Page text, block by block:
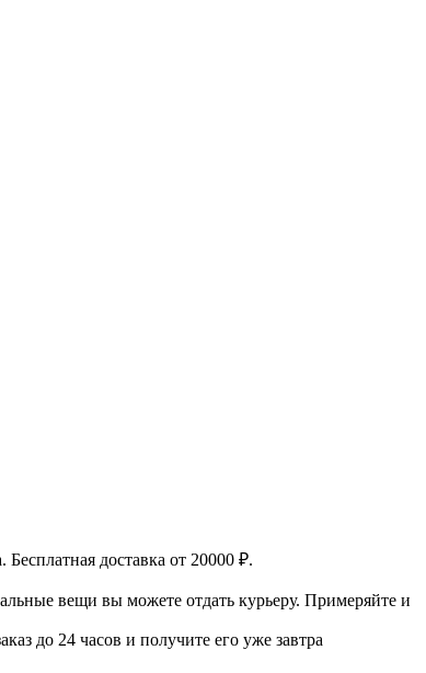
Бесплатная доставка от 20000 ₽.
вещи вы можете отдать курьеру. Примеряйте и
до 24 часов и получите его уже завтра